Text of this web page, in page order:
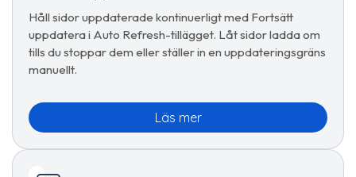
Håll sidor uppdaterade kontinuerligt med Fortsätt
uppdatera i Auto Refresh-tillägget. Låt sidor ladda om
tills du stoppar dem eller ställer in en uppdateringsgräns
manuellt.
Läs mer